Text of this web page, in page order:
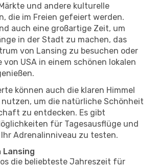
und andere kulturelle
die im Freien gefeiert werden.
auch eine großartige Zeit, um
in der Stadt zu machen, das
von Lansing zu besuchen oder
von USA in einem schönen lokalen
können auch die klaren Himmel
nutzen, um die natürliche Schönheit
zu entdecken. Es gibt
für Tagesausflüge und
Adrenalinniveau zu testen.
Lansing
die beliebteste Jahreszeit für